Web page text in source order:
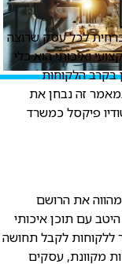
לכל עסק שרוצה
ואיכותי הוא כלי
בקרב הלקוחות
זה נבחן את
פיקסל כמשרד
את הרושם
עם תוכן איכותי
ללקוחות לקבל תחושה
מקוונת, עסקים